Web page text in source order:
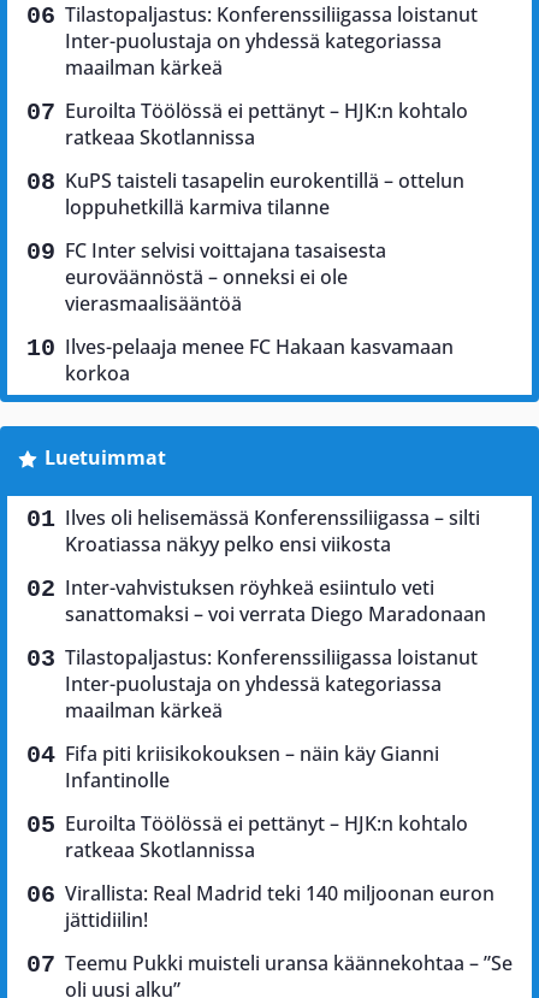
Tilastopaljastus: Konferenssiliigassa loistanut
Inter-puolustaja on yhdessä kategoriassa
maailman kärkeä
Euroilta Töölössä ei pettänyt – HJK:n kohtalo
ratkeaa Skotlannissa
KuPS taisteli tasapelin eurokentillä – ottelun
loppuhetkillä karmiva tilanne
FC Inter selvisi voittajana tasaisesta
euroväännöstä – onneksi ei ole
vierasmaalisääntöä
Ilves-pelaaja menee FC Hakaan kasvamaan
korkoa
Luetuimmat
Ilves oli helisemässä Konferenssiliigassa – silti
Kroatiassa näkyy pelko ensi viikosta
Inter-vahvistuksen röyhkeä esiintulo veti
sanattomaksi – voi verrata Diego Maradonaan
Tilastopaljastus: Konferenssiliigassa loistanut
Inter-puolustaja on yhdessä kategoriassa
maailman kärkeä
Fifa piti kriisikokouksen – näin käy Gianni
Infantinolle
Euroilta Töölössä ei pettänyt – HJK:n kohtalo
ratkeaa Skotlannissa
Virallista: Real Madrid teki 140 miljoonan euron
jättidiilin!
Teemu Pukki muisteli uransa käännekohtaa – ”Se
oli uusi alku”